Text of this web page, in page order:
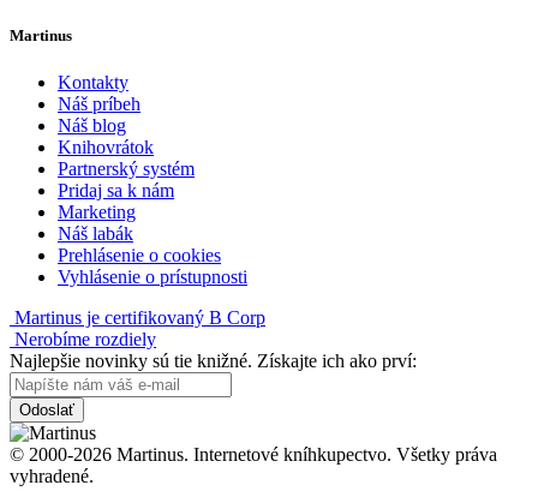
Martinus
Kontakty
Náš príbeh
Náš blog
Knihovrátok
Partnerský systém
Pridaj sa k nám
Marketing
Náš labák
Prehlásenie o cookies
Vyhlásenie o prístupnosti
Martinus je certifikovaný B Corp
Nerobíme rozdiely
Najlepšie novinky sú tie knižné. Získajte ich ako prví:
Odoslať
© 2000-2026 Martinus. Internetové kníhkupectvo. Všetky práva
vyhradené.